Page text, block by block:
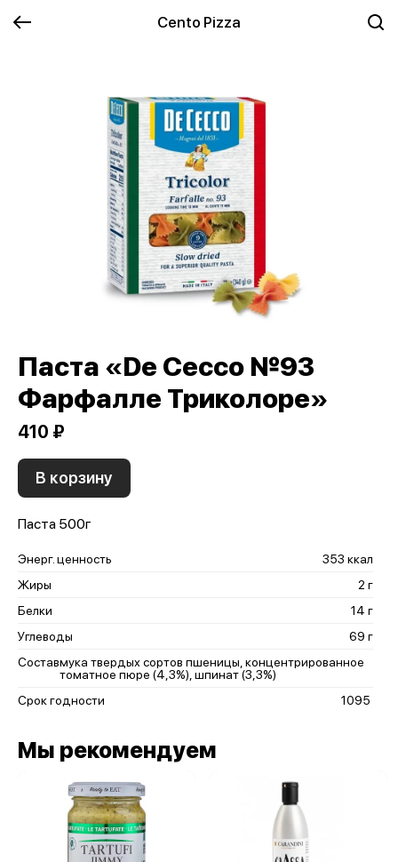
Cento Pizza
Паста «De Cecco №93
Фарфалле Триколоре»
410 ₽
В корзину
Паста 500г
Энерг. ценность
353 ккал
Жиры
2 г
Белки
14 г
Углеводы
69 г
Составмука твердых сортов пшеницы, концентрированное
томатное пюре (4,3%), шпинат (3,3%)
Срок годности
1095
Мы рекомендуем